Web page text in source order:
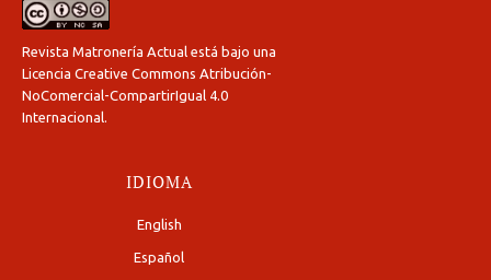
Revista Matronería Actual está bajo una
Licencia Creative Commons Atribución-
NoComercial-CompartirIgual 4.0
Internacional.
IDIOMA
English
Español